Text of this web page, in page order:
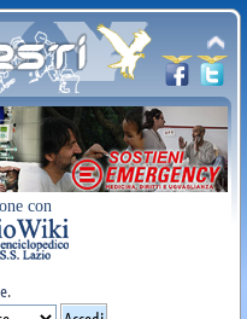
con
.